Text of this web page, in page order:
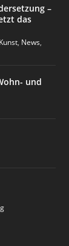
–
das
Kunst, News,
und